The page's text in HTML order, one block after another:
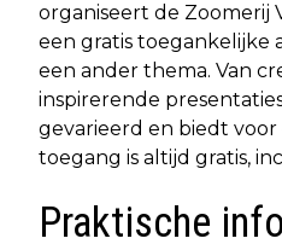
organiseert de Zoomerij
een gratis toegankelijke
een ander thema. Van
inspirerende
gevarieerd en biedt voor
toegang is altijd gratis,
Praktische